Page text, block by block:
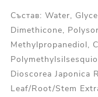
Състав: Water,
Dimethicone,
Methylpropanediol,
Dioscorea Japonica
Leaf/Root/Stem